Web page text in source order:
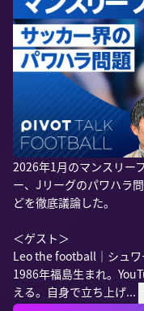
2026年1月のマンスリー
ー、Jリーグのパワハラ
どを徹底議論した。
＜ゲスト＞
Leo the football｜シュワ
1986年福島生まれ。
える。自身で立ち上げ...